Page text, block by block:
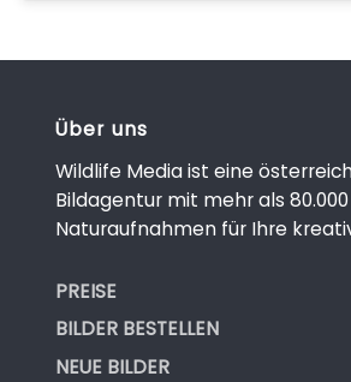
Über uns
Wildlife Media ist eine
Bildagentur mit mehr als 80.000
Naturaufnahmen für Ihre
PREISE
BILDER BESTELLEN
NEUE BILDER